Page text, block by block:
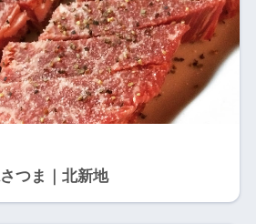
つま｜北新地